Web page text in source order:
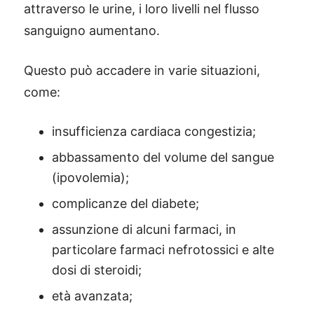
attraverso le urine, i loro livelli nel flusso
sanguigno aumentano.
Questo può accadere in varie situazioni,
come:
insufficienza cardiaca congestizia;
abbassamento del volume del sangue
(ipovolemia);
complicanze del diabete;
assunzione di alcuni farmaci, in
particolare farmaci nefrotossici e alte
dosi di steroidi;
età avanzata;